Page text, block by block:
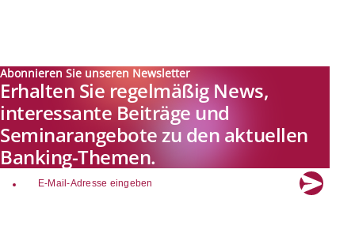
Abonnieren Sie unseren Newsletter
Erhalten Sie regelmäßig News,
interessante Beiträge und
Seminarangebote zu den aktuellen
Banking-Themen.
email